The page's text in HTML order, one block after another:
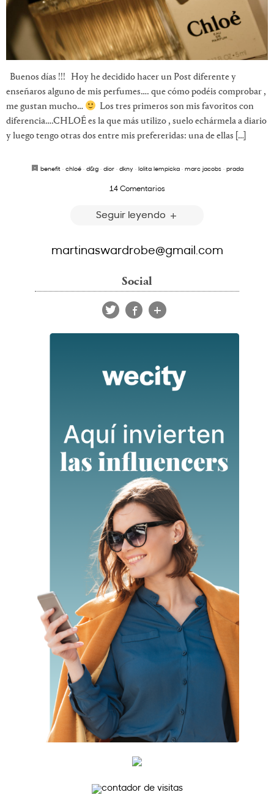
Buenos días !!! Hoy he decidido hacer un Post diferente y
enseñaros alguno de mis perfumes…. que cómo podéis comprobar ,
me gustan mucho…
Los tres primeros son mis favoritos con
diferencia….CHLOÉ es la que más utilizo , suelo echármela a diario
y luego tengo otras dos entre mis prefereridas: una de ellas […]
benefit· chloé· d&g· dior· dkny· lolita lempicka· marc jacobs· prada
14 Comentarios
Seguir leyendo
martinaswardrobe@gmail.com
Social